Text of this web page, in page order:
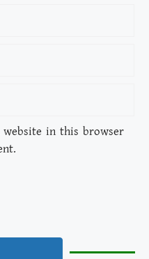
website in this browser